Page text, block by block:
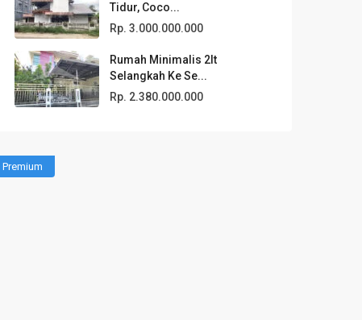
Tidur, Coco...
Rp. 3.000.000.000
Rumah Minimalis 2lt
Selangkah Ke Se...
Rp. 2.380.000.000
Premium